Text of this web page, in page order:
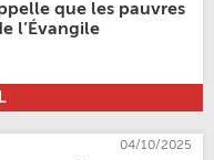
que les pauvres
l’Évangile
04/10/2025